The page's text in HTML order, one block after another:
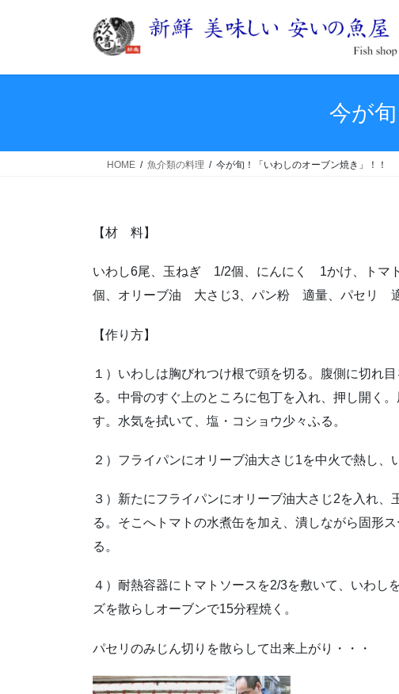
今が
HOME 魚介類の料理 今が旬！「いわしのオーブン焼き」！！
【材 料】
いわし6尾、玉ねぎ 1/2個、にんにく 1かけ、トマ
個、オリーブ油 大さじ3、パン粉 適量、パセリ 適
【作り方】
１）いわしは胸びれつけ根で頭を切る。腹側に切れ
る。中骨のすぐ上のところに包丁を入れ、押し開く
す。水気を拭いて、塩・コショウ少々ふる。
２）フライパンにオリーブ油大さじ1を中火で熱し、
３）新たにフライパンにオリーブ油大さじ2を入れ
る。そこへトマトの水煮缶を加え、潰しながら固形
る。
４）耐熱容器にトマトソースを2/3を敷いて、いわし
ズを散らしオーブンで15分程焼く。
パセリのみじん切りを散らして出来上がり・・・